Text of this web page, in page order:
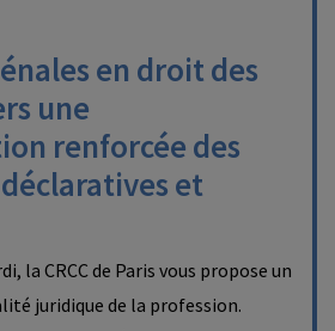
en droit des
une
renforcée des
et
la CRCC de Paris vous propose un
juridique de la profession.